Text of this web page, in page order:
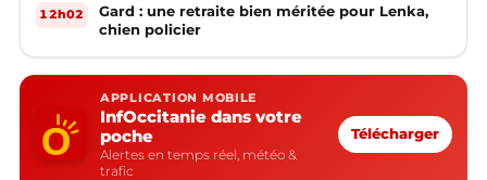
12h02
Gard : une retraite bien méritée pour Lenka,
chien policier
APPLICATION MOBILE
InfOccitanie dans votre
poche
Alertes en temps réel, météo &
trafic
Télécharger